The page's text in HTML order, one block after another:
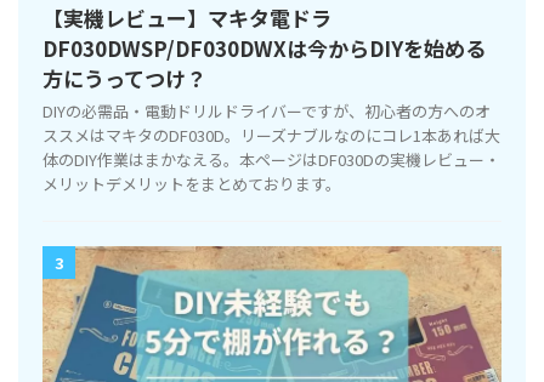
【実機レビュー】マキタ電ドラ
DF030DWSP/DF030DWXは今からDIYを始める
方にうってつけ？
DIYの必需品・電動ドリルドライバーですが、初心者の方へのオ
ススメはマキタのDF030D。リーズナブルなのにコレ1本あれば大
体のDIY作業はまかなえる。本ページはDF030Dの実機レビュー・
メリットデメリットをまとめております。
3